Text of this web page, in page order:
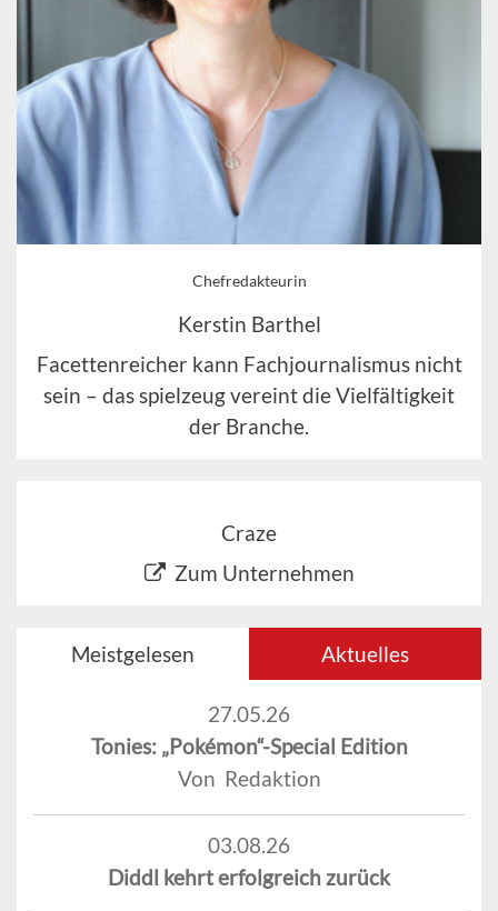
Chefredakteurin
Kerstin Barthel
Facettenreicher kann Fachjournalismus nicht
sein – das spielzeug vereint die Vielfältigkeit
der Branche.
Craze
Zum Unternehmen
Meistgelesen Aktuelles
27.05.26
Tonies: „Pokémon“-Special Edition
Von Redaktion
03.08.26
Diddl kehrt erfolgreich zurück